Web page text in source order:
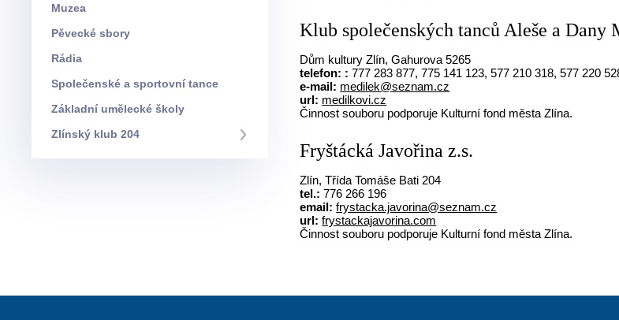
Muzea
Pěvecké sbory
Rádia
Společenské a sportovní tance
Základní umělecké školy
Zlínský klub 204
Klub společenských tanců Aleše a
Dům kultury Zlín, Gahurova 5265
telefon: : 777 283 877, 775 141 123, 577 210 318, 577 220
e-mail: medilek@seznam.cz
url: medilkovi.cz
Činnost souboru podporuje Kulturní fond města Zlína.
Fryštácká Javořina z.s.
Zlín, Třída Tomáše Bati 204
tel.: 776 266 196
email: frystacka.javorina@seznam.cz
url: frystackajavorina.com
Činnost souboru podporuje Kulturní fond města Zlína.